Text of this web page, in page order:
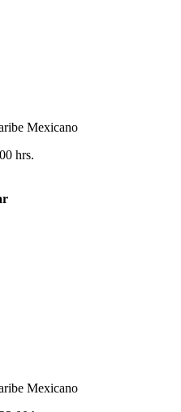
Mexicano
hrs.
Mexicano